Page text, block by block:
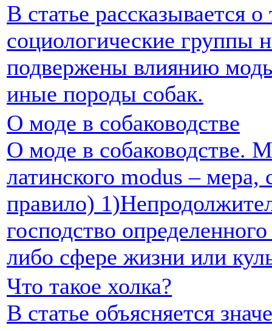
В статье рассказывается
социологические группы
подвержены влиянию
иные породы собак.
О моде в собаководстве
О моде в собаководстве.
латинского modus – мера,
правило)
господство
либо сфере жизни или
Что такое холка?
В статье объясняется